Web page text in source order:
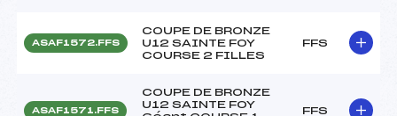
ASAF1572.FFS
COUPE DE BRONZE
U12 SAINTE FOY
COURSE 2 FILLES
FFS
ASAF1571.FFS
COUPE DE BRONZE
U12 SAINTE FOY
FFS